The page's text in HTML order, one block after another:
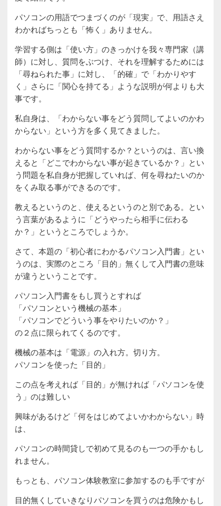
パソコンの用語でつまづくのが「現実」で、用語さえ
わかればちっとも「怖く」ありません。
学習する側は「使い方」のきっかけを我々専門家（講
師）に対し、質問をぶつけ、それを理解するためには
「尋ねられた事」に対し、「的確」で「わかりやす
く」さらに「関心を持てる」ような説明が何よりも大
事です。
私自身は、「わからない事をどう質問してよいのかわ
からない」という方を多く見てきました。
わからない事をどう質問するか？というのは、言い換
えると「どこでわからない事が起きているか？」とい
う問題を私自身が把握していれば、何を尋ねたいのか
をくみ取る事ができるのです。
教えるというのと、使えるというのと別である。とい
う言葉があるように「どうやったら相手に伝わる
か？」というところでしょうか。
さて、本題の「初心者にわかるパソコン入門書」とい
うのは、実際のところ「目的」無くして入門書の意味
が違うということです。
パソコン入門書をもし買うとすれば
「パソコンという機械の基本」
「パソコンでどういう事をやりたいのか？」
の２点に限られてくるのです。
機械の基本は「電源」の入れ方。切り方。
パソコンを使った「目的」
この点を考えれば「目的」が無ければ「パソコンを使
う」のは難しい
興味があるけど「何をはじめてよいかわからない」時
は、
パソコンの時間貸しで初めて見るのも一つの手かもし
れません。
もっとも、パソコン体験教室に参加するのも手ですが
目的無くしていきなりパソコンを買うのは危険かもし